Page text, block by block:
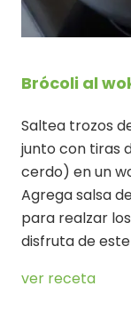
Brócoli al
Saltea trozos
junto con tiras
cerdo) en un
Agrega salsa
para realzar
disfruta de
ver receta